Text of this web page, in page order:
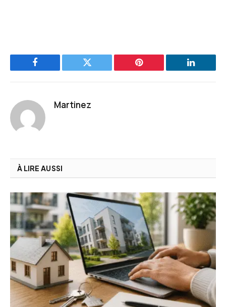
Facebook Twitter Pinterest LinkedIn
Martinez
À LIRE AUSSI